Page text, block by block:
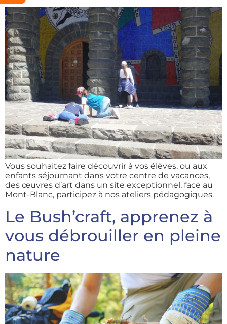
Vous souhaitez faire découvrir à vos élèves, ou aux
enfants séjournant dans votre centre de vacances,
des œuvres d’art dans un site exceptionnel, face au
Mont-Blanc, participez à nos ateliers pédagogiques.
Le Bush’craft, apprenez à
vous débrouiller en pleine
nature